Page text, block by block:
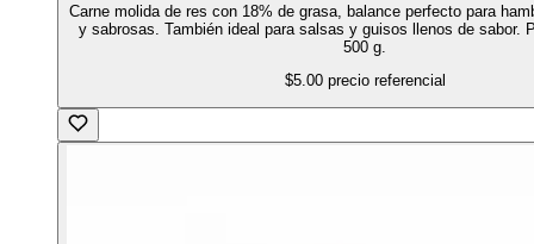
Carne molida de res con 18% de grasa, balance perfecto para
y sabrosas. También ideal para salsas y guisos llenos de sabor.
500 g.
$5.00 precio referencial